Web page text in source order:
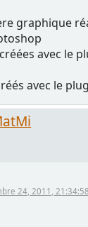
graphique
avec le
avec le
24, 2011, 21:34:58